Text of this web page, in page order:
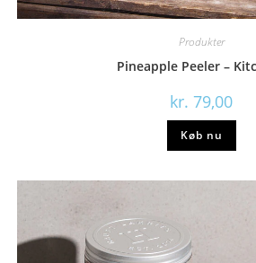
Produkter
Pineapple Peeler –
kr. 79,00
Køb nu